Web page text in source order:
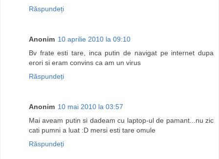
Răspundeți
Anonim 10 aprilie 2010 la 09:10
Bv frate esti tare, inca putin de navigat pe internet dupa
erori si eram convins ca am un virus
Răspundeți
Anonim 10 mai 2010 la 03:57
Mai aveam putin si dadeam cu laptop-ul de pamant...nu zic
cati pumni a luat :D mersi esti tare omule
Răspundeți